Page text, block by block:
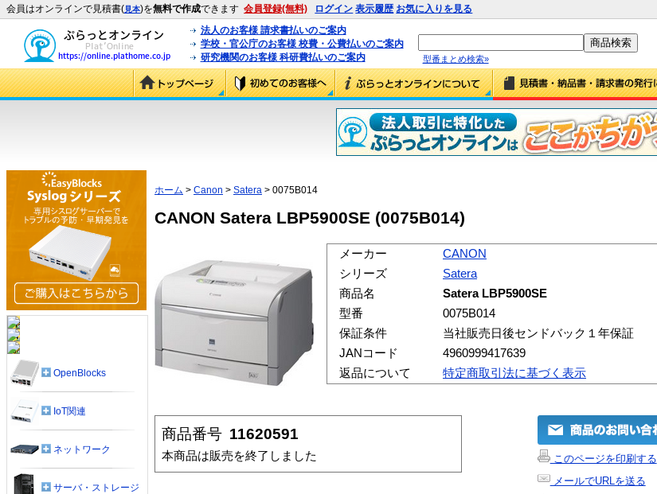
会員はオンラインで見積書(見本)を無料で作成できます 会員登録(無料) ログイン 表示履歴 お気に入りを見る
法人のお客様 請求書払いのご案内
学校・官公庁のお客様 校費・公費払いのご案内
研究機関のお客様 科研費払いのご案内
型番まとめ検索»
ホーム > Canon > Satera > 0075B014
CANON Satera LBP5900SE (0075B014)
メーカー
CANON
シリーズ
Satera
商品名
Satera LBP5900SE
型番
0075B014
保証条件
当社販売日後センドバック１年保証
JANコード
4960999417639
返品について
特定商取引法に基づく表示
商品番号 11620591
本商品は販売を終了しました
このページを印刷する
メールでURLを送る
OpenBlocks
IoT関連
ネットワーク
サーバ・ストレージ